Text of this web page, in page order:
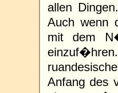
allen
Auch wenn
mit dem
Anfang des